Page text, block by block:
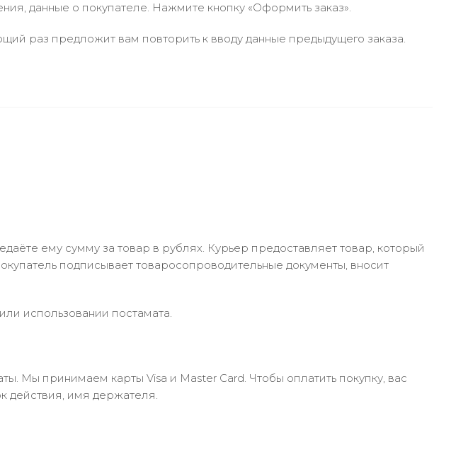
данные о покупателе. Нажмите кнопку «Оформить заказ».
раз предложит вам повторить к вводу данные предыдущего заказа.
ему сумму за товар в рублях. Курьер предоставляет товар, который
подписывает товаросопроводительные документы, вносит
использовании постамата.
Мы принимаем карты Visa и Master Card. Чтобы оплатить покупку, вас
действия, имя держателя.